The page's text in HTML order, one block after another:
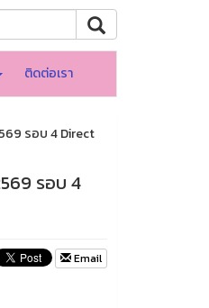
ติดต่อเรา
รอบ 4 Direct
รอบ 4
Email